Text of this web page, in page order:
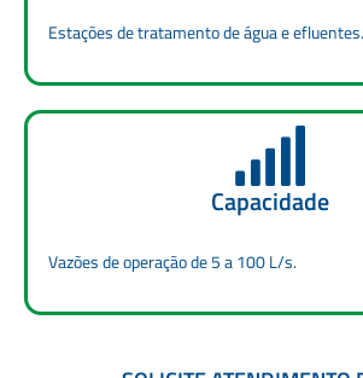
Estações de tratamento de água e efluentes.
Capacidade
Vazões de operação de 5 a 100 L/s.